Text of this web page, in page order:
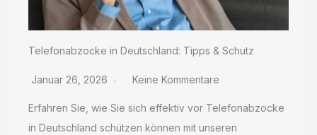
Telefonabzocke in Deutschland: Tipps & Schutz
Januar 26, 2026 Keine Kommentare
Erfahren Sie, wie Sie sich effektiv vor Telefonabzocke
in Deutschland schützen können mit unseren